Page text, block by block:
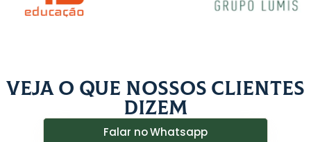
Veja o que nossos clientes
dizem
Falar no Whatsapp